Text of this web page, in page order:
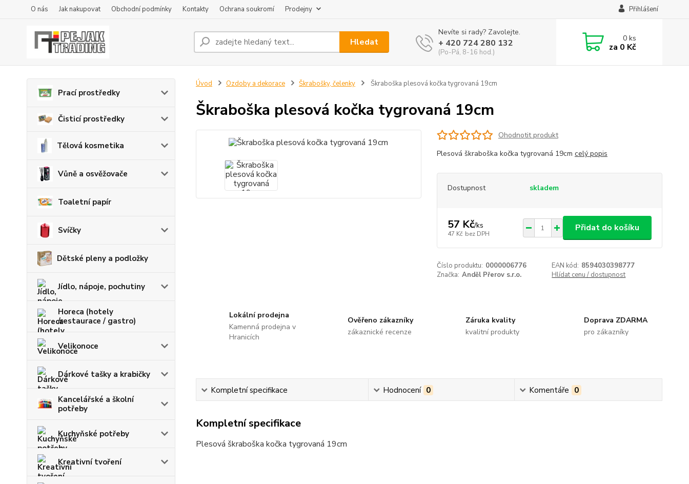
O nás Jak nakupovat Obchodní podmínky Kontakty Ochrana soukromí Prodejny Přihlášení
Hledat
Nevíte si rady? Zavolejte.
+ 420 724 280 132
(Po-Pá, 8-16 hod.)
0ks
za 0 Kč
Prací prostředky
Čisticí prostředky
Tělová kosmetika
Vůně a osvěžovače
Toaletní papír
Svíčky
Dětské pleny a podložky
Jídlo, nápoje, pochutiny
Horeca (hotely
/restaurace / gastro)
Velikonoce
Dárkové tašky a krabičky
Kancelářské a školní
potřeby
Kuchyňské potřeby
Kreativní tvoření
Úvod Ozdoby a dekorace Škrabošky, čelenky Škraboška plesová kočka tygrovaná 19cm
Škraboška plesová kočka tygrovaná 19cm
Ohodnotit produkt
Plesová škraboška kočka tygrovaná 19cm celý popis
Dostupnost skladem
57 Kč/ks
47 Kč bez DPH
Přidat do košíku
Číslo produktu: 0000006776 EAN kód: 8594030398777
Značka: Anděl Přerov s.r.o. Hlídat cenu / dostupnost
Lokální prodejna
Kamenná prodejna v
Hranicích
Ověřeno zákazníky
zákaznické recenze
Záruka kvality
kvalitní produkty
Doprava ZDARMA
pro zákazníky
Kompletní specifikace Hodnocení 0 Komentáře 0
Kompletní specifikace
Plesová škraboška kočka tygrovaná 19cm